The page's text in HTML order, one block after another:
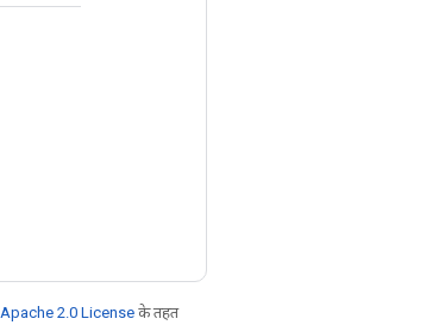
Apache 2.0 License के तहत